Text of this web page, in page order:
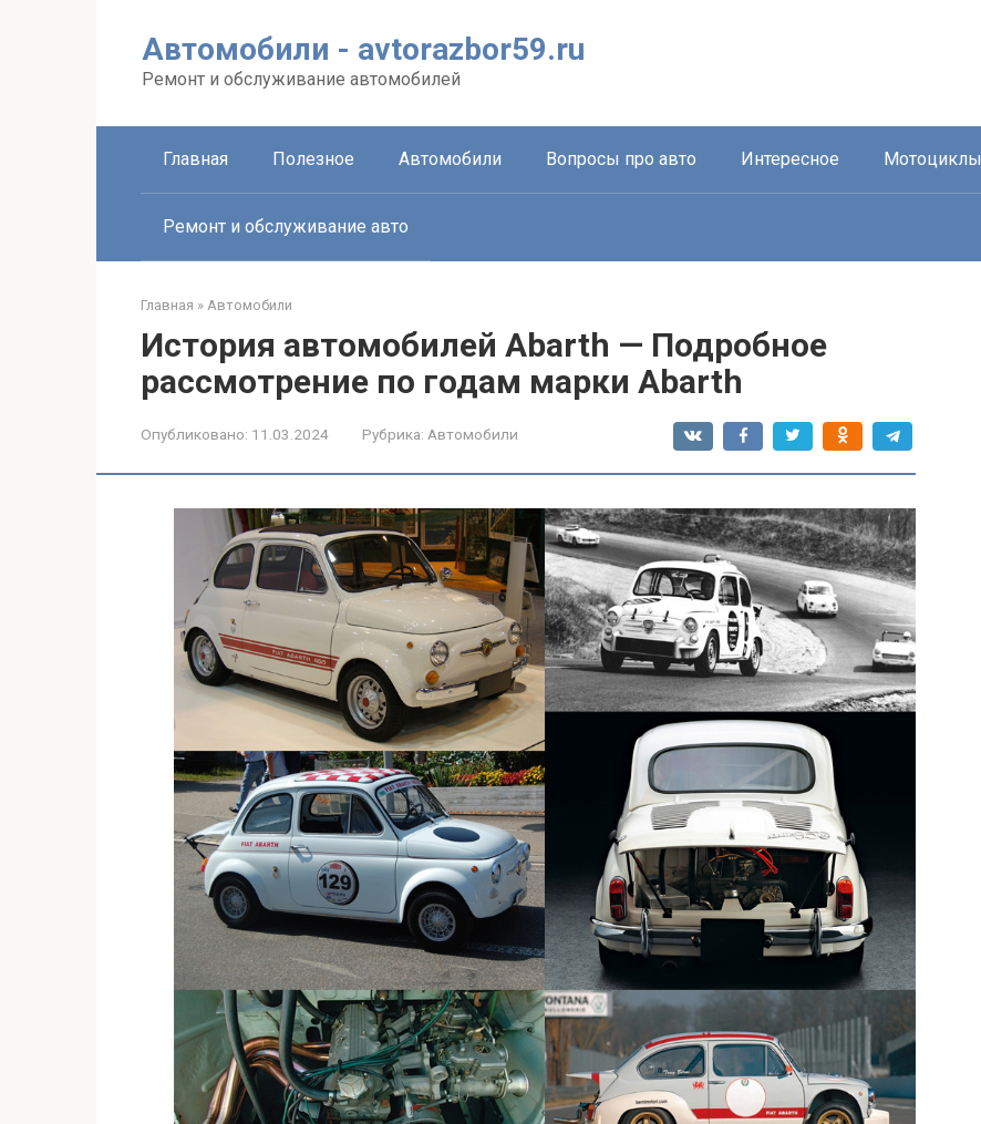
Автомобили - avtorazbor59.ru
Ремонт и обслуживание автомобилей
Главная Полезное Автомобили Вопросы про авто Интересное Мотоциклы
Ремонт и обслуживание авто
Главная » Автомобили
История автомобилей Abarth — Подробное
рассмотрение по годам марки Abarth
Опубликовано: 11.03.2024 Рубрика: Автомобили